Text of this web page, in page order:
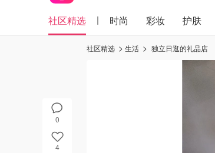
社区精选 时尚 彩妆 护肤
0
4
社区精选 生活 独立日逛的礼品店